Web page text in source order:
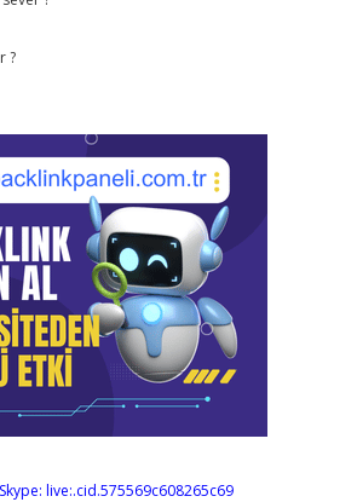
?
Skype: live:.cid.575569c608265c69